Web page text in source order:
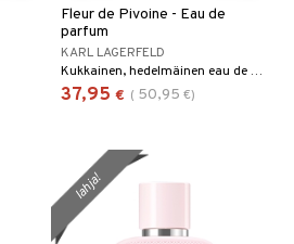
Fleur de Pivoine - Eau de
parfum
KARL LAGERFELD
Kukkainen, hedelmäinen eau de parfum Karl Lagerfeldilta
37,95 € ( 50,95 €)
lahja!